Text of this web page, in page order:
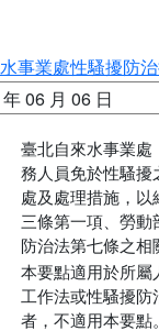
事業處性騷擾防
06 月 06 日
臺北自來水事業處
務人員免於性騷擾
處及處理措施，
三條第一項、勞
防治法第七條之相
本要點適用於所屬
工作法或性騷擾
者，不適用本要點